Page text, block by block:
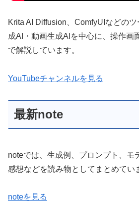
Krita AI Diffusion、ComfyUIなどの
成AI・動画生成AIを中心に、操作画
で解説しています。
YouTubeチャンネルを見る
最新note
noteでは、生成例、プロンプト、モ
感想などを読み物としてまとめてい
noteを見る